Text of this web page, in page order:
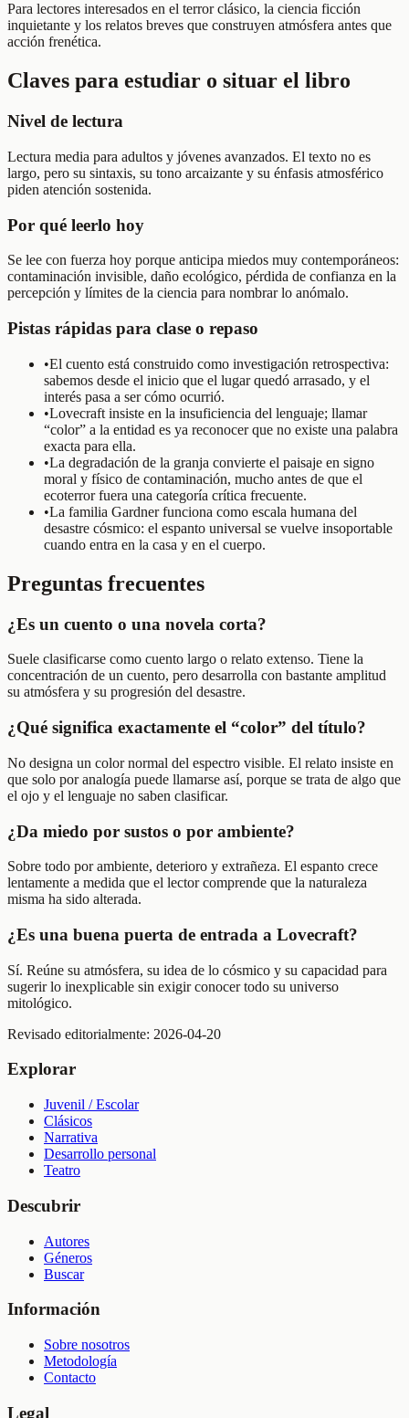
Para lectores interesados en el terror clásico, la ciencia ficción
inquietante y los relatos breves que construyen atmósfera antes que
acción frenética.
Claves para estudiar o situar el libro
Nivel de lectura
Lectura media para adultos y jóvenes avanzados. El texto no es
largo, pero su sintaxis, su tono arcaizante y su énfasis atmosférico
piden atención sostenida.
Por qué leerlo hoy
Se lee con fuerza hoy porque anticipa miedos muy contemporáneos:
contaminación invisible, daño ecológico, pérdida de confianza en la
percepción y límites de la ciencia para nombrar lo anómalo.
Pistas rápidas para clase o repaso
•El cuento está construido como investigación retrospectiva:
sabemos desde el inicio que el lugar quedó arrasado, y el
interés pasa a ser cómo ocurrió.
•Lovecraft insiste en la insuficiencia del lenguaje; llamar
“color” a la entidad es ya reconocer que no existe una palabra
exacta para ella.
•La degradación de la granja convierte el paisaje en signo
moral y físico de contaminación, mucho antes de que el
ecoterror fuera una categoría crítica frecuente.
•La familia Gardner funciona como escala humana del
desastre cósmico: el espanto universal se vuelve insoportable
cuando entra en la casa y en el cuerpo.
Preguntas frecuentes
¿Es un cuento o una novela corta?
Suele clasificarse como cuento largo o relato extenso. Tiene la
concentración de un cuento, pero desarrolla con bastante amplitud
su atmósfera y su progresión del desastre.
¿Qué significa exactamente el “color” del título?
No designa un color normal del espectro visible. El relato insiste en
que solo por analogía puede llamarse así, porque se trata de algo que
el ojo y el lenguaje no saben clasificar.
¿Da miedo por sustos o por ambiente?
Sobre todo por ambiente, deterioro y extrañeza. El espanto crece
lentamente a medida que el lector comprende que la naturaleza
misma ha sido alterada.
¿Es una buena puerta de entrada a Lovecraft?
Sí. Reúne su atmósfera, su idea de lo cósmico y su capacidad para
sugerir lo inexplicable sin exigir conocer todo su universo
mitológico.
Revisado editorialmente: 2026-04-20
Explorar
Juvenil / Escolar
Clásicos
Narrativa
Desarrollo personal
Teatro
Descubrir
Autores
Géneros
Buscar
Información
Sobre nosotros
Metodología
Contacto
Legal